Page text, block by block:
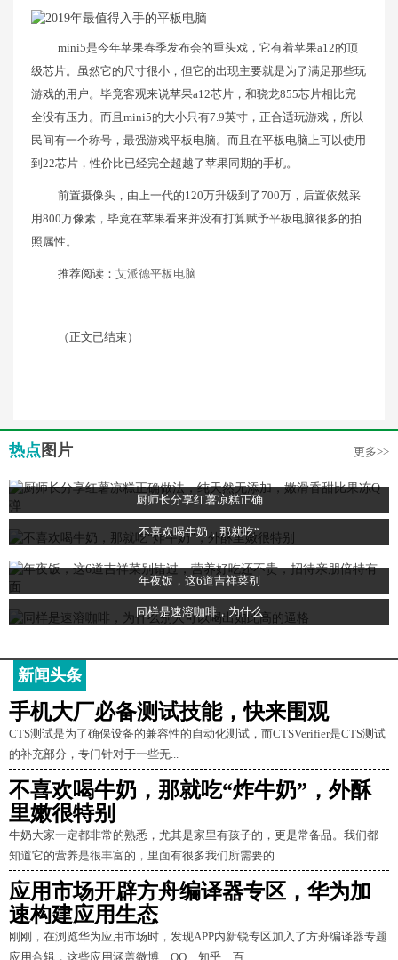
mini5是今年苹果春季发布会的重头戏，它有着苹果a12的顶
级芯片。虽然它的尺寸很小，但它的出现主要就是为了满足那些玩
游戏的用户。毕竟客观来说苹果a12芯片，和骁龙855芯片相比完
全没有压力。而且mini5的大小只有7.9英寸，正合适玩游戏，所以
民间有一个称号，最强游戏平板电脑。而且在平板电脑上可以使用
到22芯片，性价比已经完全超越了苹果同期的手机。
前置摄像头，由上一代的120万升级到了700万，后置依然采
用800万像素，毕竟在苹果看来并没有打算赋予平板电脑很多的拍
照属性。
推荐阅读： 艾派德平板电脑
（正文已结束）
热点 图片 更多>>
厨师长分享红薯凉糕正确
不喜欢喝牛奶，那就吃“
年夜饭，这6道吉祥菜别
同样是速溶咖啡，为什么
新闻头条
手机大厂必备测试技能，快来围观
CTS测试是为了确保设备的兼容性的自动化测试，而CTSVerifier是CTS测试
的补充部分，专门针对于一些无...
不喜欢喝牛奶，那就吃“炸牛奶”，外酥
里嫩很特别
牛奶大家一定都非常的熟悉，尤其是家里有孩子的，更是常备品。我们都
知道它的营养是很丰富的，里面有很多我们所需要的...
应用市场开辟方舟编译器专区，华为加
速构建应用生态
刚刚，在浏览华为应用市场时，发现APP内新锐专区加入了方舟编译器专题
应用合辑，这些应用涵盖微博、QQ、知乎、百...